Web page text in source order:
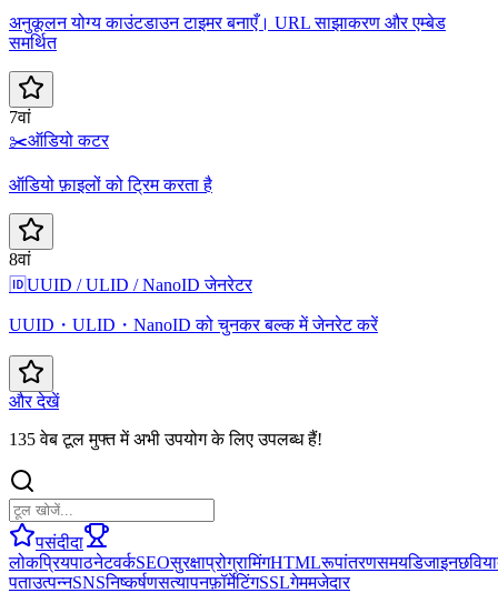
अनुकूलन योग्य काउंटडाउन टाइमर बनाएँ। URL साझाकरण और एम्बेड
समर्थित
7वां
✂️ऑडियो कटर
ऑडियो फ़ाइलों को ट्रिम करता है
8वां
🆔UUID / ULID / NanoID जेनरेटर
UUID・ULID・NanoID को चुनकर बल्क में जेनरेट करें
और देखें
135 वेब टूल मुफ्त में अभी उपयोग के लिए उपलब्ध हैं!
पसंदीदा
लोकप्रियपाठनेटवर्कSEOसुरक्षाप्रोग्रामिंगHTMLरूपांतरणसमयडिजाइनछवि
पताउत्पन्नSNSनिष्कर्षणसत्यापनफ़ॉर्मेटिंगSSLगेममजेदार